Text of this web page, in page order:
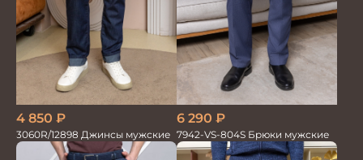
4 850 ₽
3060R/12898 Джинсы мужские
6 290 ₽
7942-VS-804S Брюки мужские